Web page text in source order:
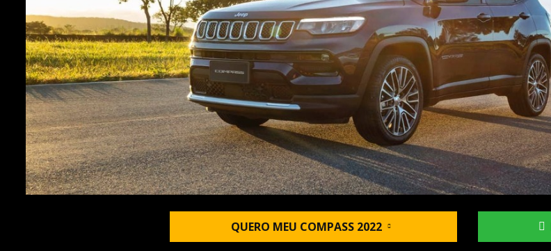
QUERO MEU COMPASS 2022